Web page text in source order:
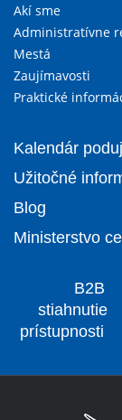
Akí sme
Administratívne
Mestá
Zaujímavosti
Praktické
Kalendár
Užitočné
Blog
Ministerstvo
B2B
stiahnutie
prístupnosti